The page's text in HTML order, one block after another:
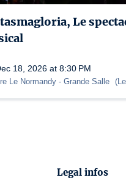
Le
18, 2026 at 8:30 PM
Le Normandy - Grande Salle (
Legal infos